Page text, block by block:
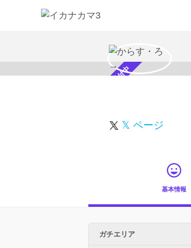
スカウト受付中
𝕏 ページ
基本情報
ガチエリア